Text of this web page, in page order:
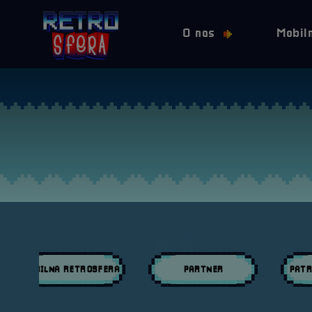
O nas
MOBILNA RETROSFERA PARTNER